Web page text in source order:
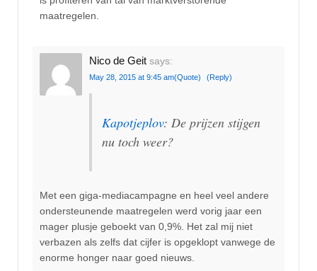
maatregelen.
Nico de Geit says:
May 28, 2015 at 9:45 am(Quote) (Reply)
Kapotjeplov: De prijzen stijgen
nu toch weer?
Met een giga-mediacampagne en heel veel andere
ondersteunende maatregelen werd vorig jaar een
mager plusje geboekt van 0,9%. Het zal mij niet
verbazen als zelfs dat cijfer is opgeklopt vanwege de
enorme honger naar goed nieuws.